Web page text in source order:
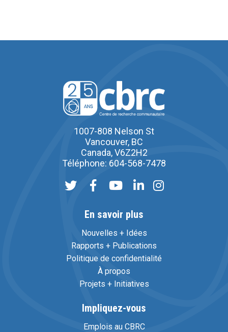
1007-808 Nelson St
Vancouver, BC
Canada, V6Z2H2
Téléphone: 604-568-7478
En savoir plus
Nouvelles + Idées
Rapports + Publications
Politique de confidentialité
À propos
Projets + Initiatives
Impliquez-vous
Emplois au CBRC